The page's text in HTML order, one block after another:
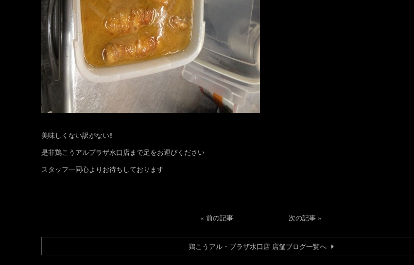
美味しくない訳がない‼
是非鶏こうアルプラザ水口店まで足をお運びください
スタッフ一同心よりお待ちしております
« 前の記事 次の記事 »
鶏こうアル・プラザ水口店 店舗ブログ一覧へ